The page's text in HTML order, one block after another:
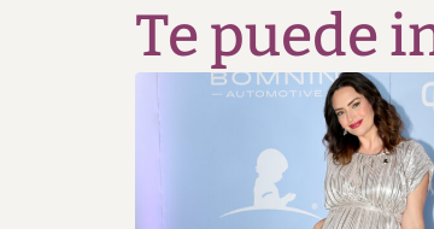
Te puede